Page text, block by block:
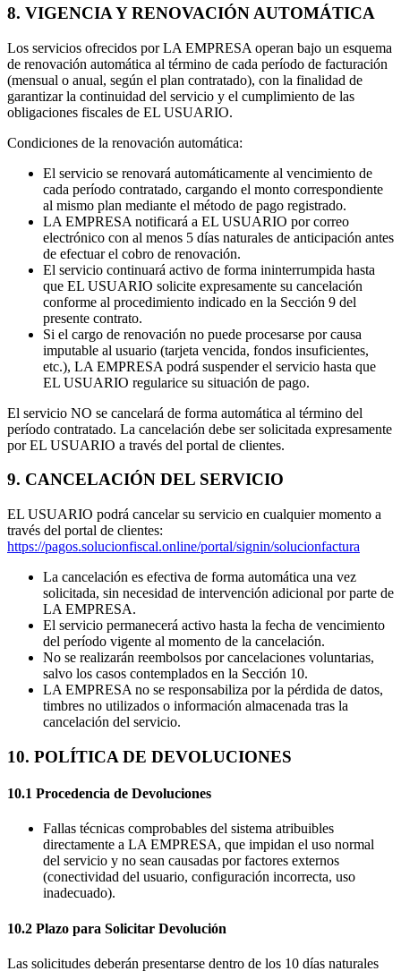
8. VIGENCIA Y RENOVACIÓN AUTOMÁTICA
Los servicios ofrecidos por LA EMPRESA operan bajo un esquema
de renovación automática al término de cada período de facturación
(mensual o anual, según el plan contratado), con la finalidad de
garantizar la continuidad del servicio y el cumplimiento de las
obligaciones fiscales de EL USUARIO.
Condiciones de la renovación automática:
El servicio se renovará automáticamente al vencimiento de
cada período contratado, cargando el monto correspondiente
al mismo plan mediante el método de pago registrado.
LA EMPRESA notificará a EL USUARIO por correo
electrónico con al menos 5 días naturales de anticipación antes
de efectuar el cobro de renovación.
El servicio continuará activo de forma ininterrumpida hasta
que EL USUARIO solicite expresamente su cancelación
conforme al procedimiento indicado en la Sección 9 del
presente contrato.
Si el cargo de renovación no puede procesarse por causa
imputable al usuario (tarjeta vencida, fondos insuficientes,
etc.), LA EMPRESA podrá suspender el servicio hasta que
EL USUARIO regularice su situación de pago.
El servicio NO se cancelará de forma automática al término del
período contratado. La cancelación debe ser solicitada expresamente
por EL USUARIO a través del portal de clientes.
9. CANCELACIÓN DEL SERVICIO
EL USUARIO podrá cancelar su servicio en cualquier momento a
través del portal de clientes:
https://pagos.solucionfiscal.online/portal/signin/solucionfactura
La cancelación es efectiva de forma automática una vez
solicitada, sin necesidad de intervención adicional por parte de
LA EMPRESA.
El servicio permanecerá activo hasta la fecha de vencimiento
del período vigente al momento de la cancelación.
No se realizarán reembolsos por cancelaciones voluntarias,
salvo los casos contemplados en la Sección 10.
LA EMPRESA no se responsabiliza por la pérdida de datos,
timbres no utilizados o información almacenada tras la
cancelación del servicio.
10. POLÍTICA DE DEVOLUCIONES
10.1 Procedencia de Devoluciones
Fallas técnicas comprobables del sistema atribuibles
directamente a LA EMPRESA, que impidan el uso normal
del servicio y no sean causadas por factores externos
(conectividad del usuario, configuración incorrecta, uso
inadecuado).
10.2 Plazo para Solicitar Devolución
Las solicitudes deberán presentarse dentro de los 10 días naturales